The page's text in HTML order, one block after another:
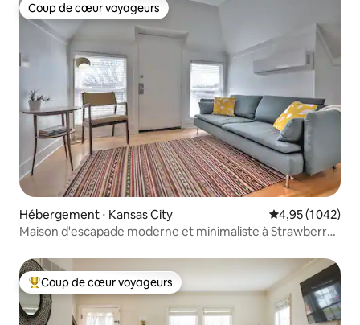
Coup de cœur voyageurs
Coup de cœur voyageurs
Hébergement ⋅ Kansas City Évaluation
4,95 (1 042)
Maison d'escapade moderne et minimaliste à Strawberry
Coups de cœur voyageurs les plus appréciés
Coup de cœur voyageurs